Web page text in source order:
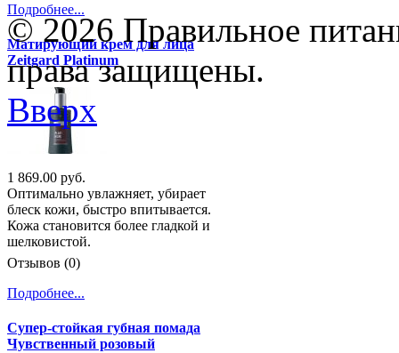
Подробнее...
Матирующий крем для лица
Zeitgard Platinum
1 869.00 руб.
Оптимально увлажняет, убирает
блеск кожи, быстро впитывается.
Кожа становится более гладкой и
шелковистой.
Отзывов (0)
Подробнее...
Супер-стойкая губная помада
Чувственный розовый
© 2026 Правильное
права защищены.
Вверх